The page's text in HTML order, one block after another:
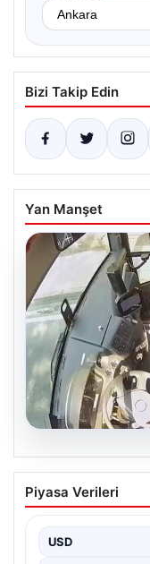
Bizi Takip Edin
Yan Manşet
05.08.2026
Otobüste
Hızla
otobüslerinde
Piyasa Verileri
USD